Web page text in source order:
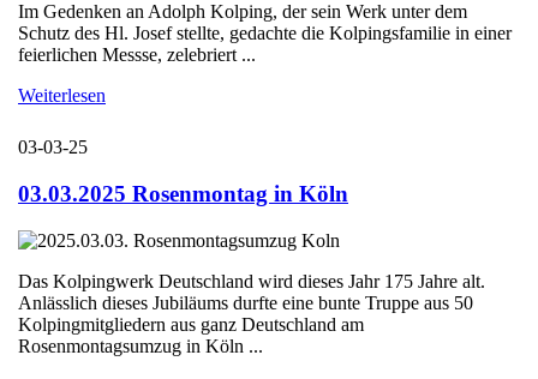
Im Gedenken an Adolph Kolping, der sein Werk unter dem
Schutz des Hl. Josef stellte, gedachte die Kolpingsfamilie in einer
feierlichen Messse, zelebriert ...
Weiterlesen
03-03-25
03.03.2025 Rosenmontag in Köln
Das Kolpingwerk Deutschland wird dieses Jahr 175 Jahre alt.
Anlässlich dieses Jubiläums durfte eine bunte Truppe aus 50
Kolpingmitgliedern aus ganz Deutschland am
Rosenmontagsumzug in Köln ...